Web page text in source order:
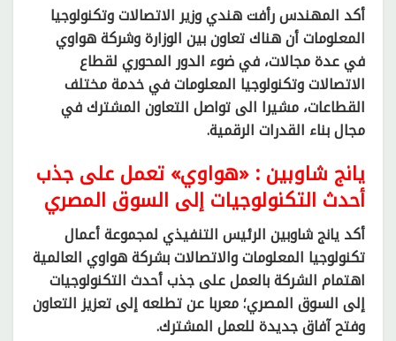
أكد المهندس رأفت هندي وزير الاتصالات وتكنولوجيا
المعلومات أن هناك تعاون بين الوزارة وشركة هواوي
في عدة مجالات، في ضوء الدور المحوري لقطاع
الاتصالات وتكنولوجيا المعلومات في خدمة مختلف
القطاعات، مشيرا الى تواصل التعاون المشترك في
مجال بناء القدرات الرقمية.
يانج شاوبين : «هواوي» تعمل على جذب
أحدث التكنولوجيات إلى السوق المصري
أكد يانج شاوبين الرئيس التنفيذي لمجموعة أعمال
تكنولوجيا المعلومات والاتصالات بشركة هواوي العالمية
اهتمام الشركة بالعمل على جذب أحدث التكنولوجيات
إلى السوق المصري؛ معربا عن تطلعه إلى تعزيز التعاون
وفتح آفاق جديدة للعمل المشترك.